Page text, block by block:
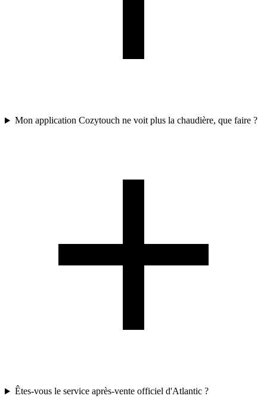
Mon application Cozytouch ne voit plus la chaudière, que faire ?
Êtes-vous le service après-vente officiel d'Atlantic ?